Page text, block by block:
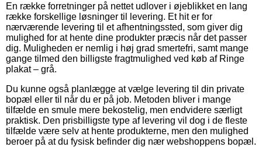
En række forretninger på nettet udlover i øjeblikket en lang
række forskellige løsninger til levering. Et hit er for
nærværende levering til et afhentningssted, som giver dig
mulighed for at hente dine produkter præcis når det passer
dig. Muligheden er nemlig i høj grad smertefri, samt mange
gange tilmed den billigste fragtmulighed ved køb af Ringe
plakat – grå.
Du kunne også planlægge at vælge levering til din private
bopæl eller til når du er på job. Metoden bliver i mange
tilfælde en smule mere bekostelig, men endvidere særligt
praktisk. Den prisbilligste type af levering vil dog i de fleste
tilfælde være selv at hente produkterne, men den mulighed
beroer på at du fysisk befinder dig nær webshoppens bopæl.